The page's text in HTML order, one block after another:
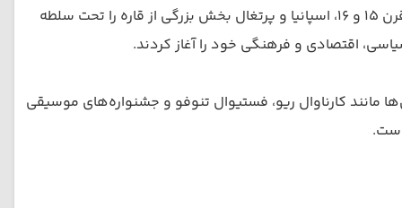
تاریخ این قاره شامل تمدن‌های باستانی مانند اینکا، مایا و آزتک، استعمار اروپایی، مبارزات استقلال و تحولات سیاسی مدرن است. در قرن ۱۵ و ۱۶، اسپانیا و پرتغال بخش بزرگی از قاره را تحت سلطه
اقتصادی و فرهنگی خود را آغاز کردند.
کارناوال ریو، فستیوال تنوفو و جشنواره‌های موسیقی